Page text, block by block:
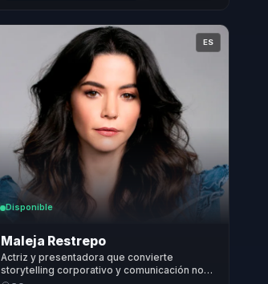
ES
Disponible
Maleja Restrepo
Actriz y presentadora que convierte
storytelling corporativo y comunicación no